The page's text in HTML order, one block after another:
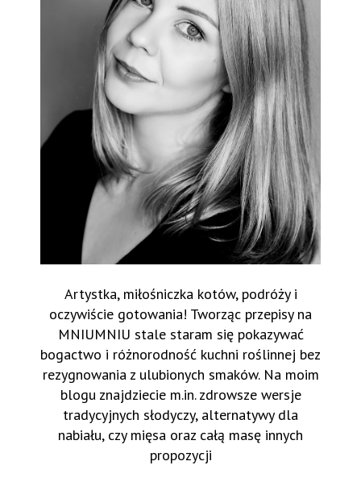
Artystka, miłośniczka kotów, podróży i
oczywiście gotowania! Tworząc przepisy na
MNIUMNIU stale staram się pokazywać
bogactwo i różnorodność kuchni roślinnej bez
rezygnowania z ulubionych smaków. Na moim
blogu znajdziecie m.in. zdrowsze wersje
tradycyjnych słodyczy, alternatywy dla
nabiału, czy mięsa oraz całą masę innych
propozycji